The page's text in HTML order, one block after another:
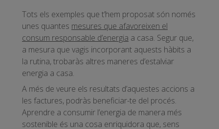
Tots els exemples que t’hem proposat són només
unes quantes mesures que afavoreixen el
consum responsable d’energia a casa. Segur que,
a mesura que vagis incorporant aquests hàbits a
la rutina, trobaràs altres maneres d’estalviar
energia a casa.
A més de veure els resultats d’aquestes accions a
les factures, podràs beneficiar-te del procés.
Aprendre a consumir l’energia de manera més
sostenible és una cosa enriquidora que, sens